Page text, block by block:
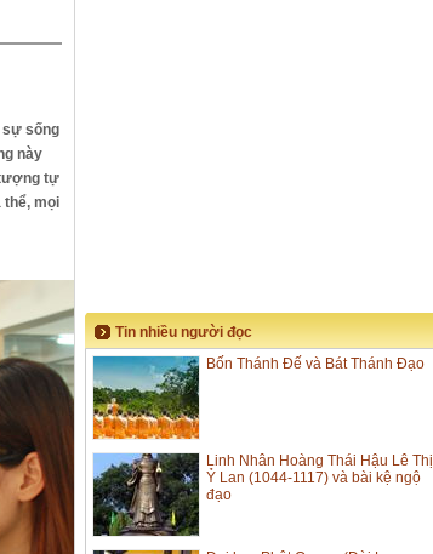
sự sống
này
tự
thể, mọi
Tin nhiều người đọc
Bốn Thánh Đế và Bát Thánh Đạo
Linh Nhân Hoàng Thái Hậu Lê Thị
Ỷ Lan (1044-1117) và bài kệ ngộ
đạo